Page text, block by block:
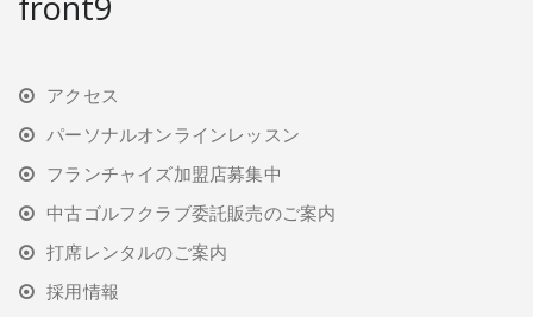
アクセス
パーソナルオンラインレッスン
フランチャイズ加盟店募集中
中古ゴルフクラブ委託販売のご案内
打席レンタルのご案内
採用情報